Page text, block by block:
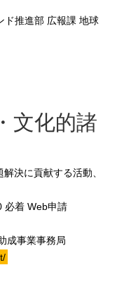
ド推進部 広報課 地球
文化的諸
決に貢献する活動、
必着 Web申請
成事業事務局